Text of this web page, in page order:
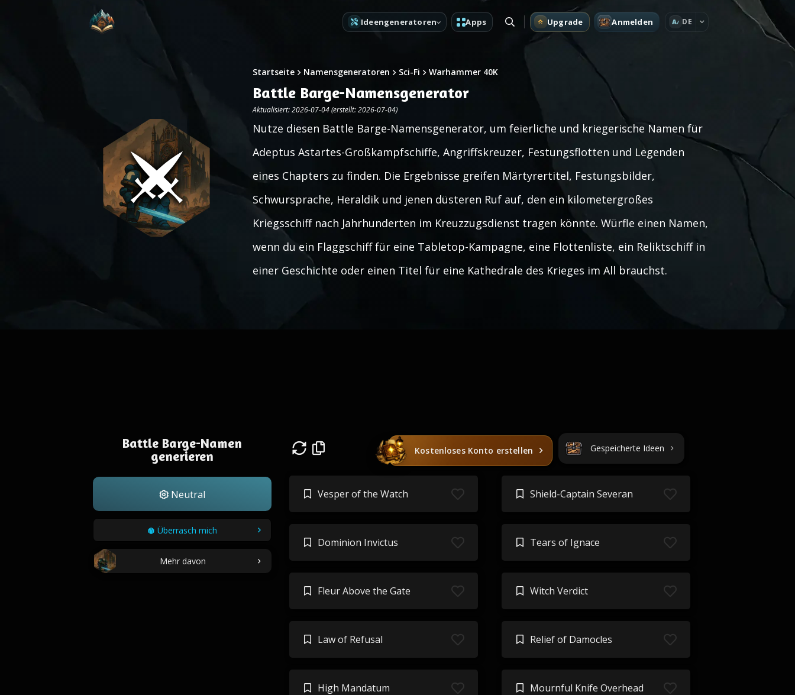
Ideengeneratoren Apps Upgrade Anmelden A DE
Startseite Namensgeneratoren Sci-Fi Warhammer 40K
Battle Barge-Namensgenerator
Aktualisiert: 2026-07-04 (erstellt: 2026-07-04)
Nutze diesen Battle Barge-Namensgenerator, um feierliche und kriegerische Namen für
Adeptus Astartes-Großkampfschiffe, Angriffskreuzer, Festungsflotten und Legenden
eines Chapters zu finden. Die Ergebnisse greifen Märtyrertitel, Festungsbilder,
Schwursprache, Heraldik und jenen düsteren Ruf auf, den ein kilometergroßes
Kriegsschiff nach Jahrhunderten im Kreuzzugsdienst tragen könnte. Würfle einen Namen,
wenn du ein Flaggschiff für eine Tabletop-Kampagne, eine Flottenliste, ein Reliktschiff in
einer Geschichte oder einen Titel für eine Kathedrale des Krieges im All brauchst.
Battle Barge-Namen
generieren
Neutral
Überrasch mich
Mehr davon
Kostenloses Konto erstellen Gespeicherte Ideen
Vesper of the Watch Shield-Captain Severan
Dominion Invictus Tears of Ignace
Fleur Above the Gate Witch Verdict
Law of Refusal Relief of Damocles
High Mandatum Mournful Knife Overhead